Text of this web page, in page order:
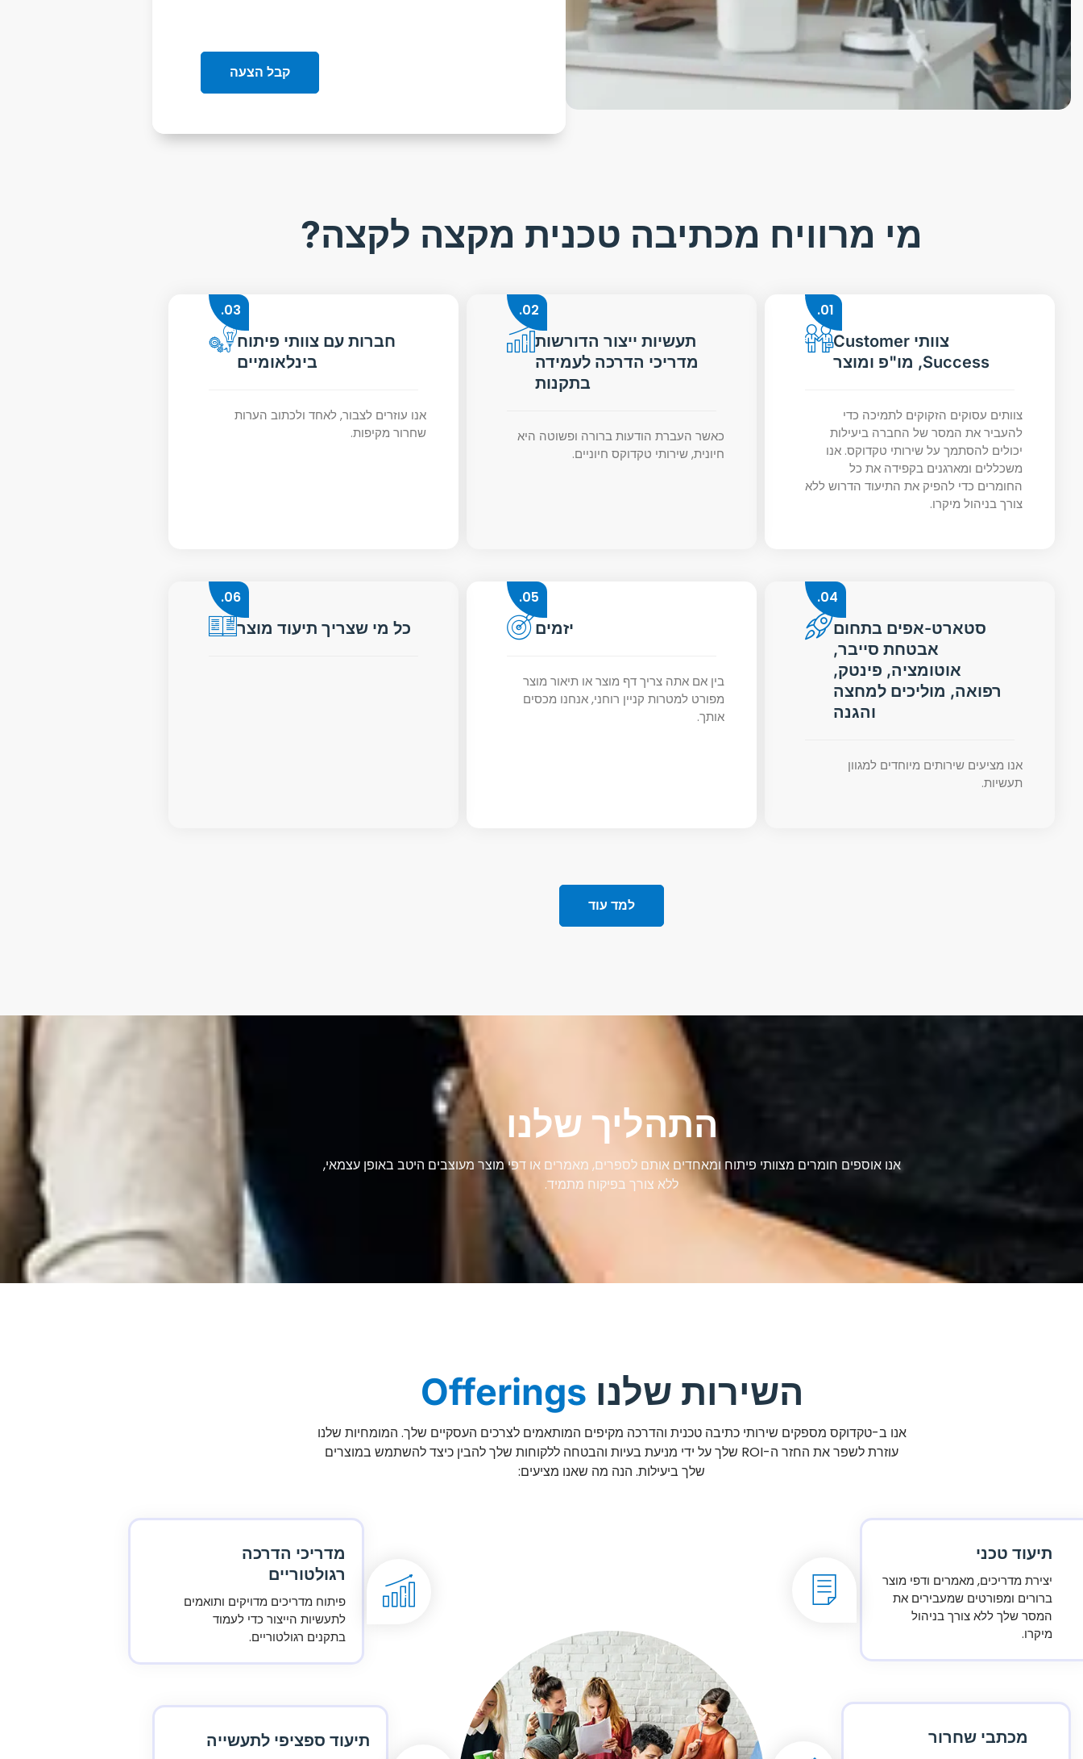
קבל הצעה
מי מרוויח מכתיבה טכנית מקצה לקצה?
01.
צוותי Customer
Success, מו"פ ומוצר
צוותים עסוקים הזקוקים לתמיכה כדי
להעביר את המסר של החברה ביעילות
יכולים להסתמך על שירותי טקדוקס. אנו
משכללים ומארגנים בקפידה את כל
החומרים כדי להפיק את התיעוד הדרוש ללא
צורך בניהול מיקרו.
02.
תעשיות ייצור הדורשות
מדריכי הדרכה לעמידה
בתקנות
כאשר העברת הודעות ברורה ופשוטה היא
חיונית, שירותי טקדוקס חיוניים.
03.
חברות עם צוותי פיתוח
בינלאומיים
אנו עוזרים לצבור, לאחד ולכתוב הערות
שחרור מקיפות.
04.
סטארט-אפים בתחום
אבטחת סייבר,
אוטומציה, פינטק,
רפואה, מוליכים למחצה
והגנה
אנו מציעים שירותים מיוחדים למגוון
תעשיות.
05.
יזמים
בין אם אתה צריך דף מוצר או תיאור מוצר
מפורט למטרות קניין רוחני, אנחנו מכסים
אותך.
06.
כל מי שצריך תיעוד מוצר
למד עוד
התהליך שלנו
אנו אוספים חומרים מצוותי פיתוח ומאחדים אותם לספרים, מאמרים או דפי מוצר מעוצבים היטב באופן עצמאי,
ללא צורך בפיקוח מתמיד.
השירות שלנו Offerings
אנו ב-טקדוקס מספקים שירותי כתיבה טכנית והדרכה מקיפים המותאמים לצרכים העסקיים שלך. המומחיות שלנו
עוזרת לשפר את החזר ה-ROI שלך על ידי מניעת בעיות והבטחה ללקוחות שלך להבין כיצד להשתמש במוצרים
שלך ביעילות. הנה מה שאנו מציעים:
תיעוד טכני
יצירת מדריכים, מאמרים ודפי מוצר
ברורים ומפורטים שמעבירים את
המסר שלך ללא צורך בניהול
מיקרו.
מכתבי שחרור
מדריכי הדרכה
רגולטוריים
פיתוח מדריכים מדויקים ותואמים
לתעשיות הייצור כדי לעמוד
בתקנים רגולטוריים.
תיעוד ספציפי לתעשייה